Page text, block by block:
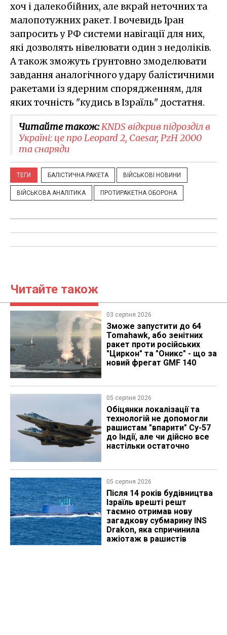
хоч і далекобійних, але вкрай неточних та
малопотужних ракет. І вочевидь Іран
запросить у РФ системи навігації для них,
які дозволять нівелювати один з недоліків.
А також зможуть ґрунтовно змоделювати
завдання аналогічного удару балістичними
ракетами із ядерним спорядженням, для
яких точність "кудись в Ізраїль" достатня.
Читайте також:KNDS відкрив підрозділ в
Україні: це про Leopard 2, Caesar, PzH 2000
та снаряди
ТЕГИ БАЛІСТИЧНА РАКЕТА ВІЙСЬКОВІ НОВИНИ
ВІЙСЬКОВА АНАЛІТИКА ПРОТИРАКЕТНА ОБОРОНА
Читайте також
03 серпня 2026
Зможе запустити до 64
Tomahawk, або зенітних
ракет проти російських
"Циркон" та "Оникс" - що за
новий фрегат GMF 140
05 серпня 2026
Обіцянки локалізації та
технологій не допомогли
рашистам "впарити" Су-57
до Індії, але чи дійсно все
настільки остаточно
05 серпня 2026
Після 14 років будівництва
Ізраїль врешті решт
таємно отримав нову
загадкову субмарину INS
Drakon, яка спричинила
ажіотаж в рашистів